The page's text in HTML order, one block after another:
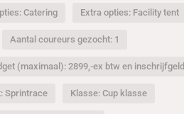
Catering Extra opties: Facility tent
Aantal coureurs gezocht: 1
(maximaal): 2899,-ex btw en inschrijfgeld
Sprintrace Klasse: Cup klasse